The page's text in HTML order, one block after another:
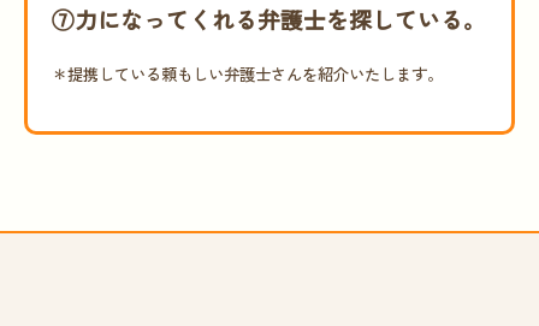
⑦力になってくれる弁護士を探している。
＊提携している頼もしい弁護士さんを紹介いたします。